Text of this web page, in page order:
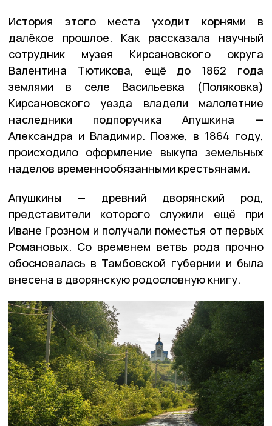
История этого места уходит корнями в
далёкое прошлое. Как рассказала научный
сотрудник музея Кирсановского округа
Валентина Тютикова, ещё до 1862 года
землями в селе Васильевка (Поляковка)
Кирсановского уезда владели малолетние
наследники подпоручика Апушкина —
Александра и Владимир. Позже, в 1864 году,
происходило оформление выкупа земельных
наделов временнообязанными крестьянами.
Апушкины — древний дворянский род,
представители которого служили ещё при
Иване Грозном и получали поместья от первых
Романовых. Со временем ветвь рода прочно
обосновалась в Тамбовской губернии и была
внесена в дворянскую родословную книгу.